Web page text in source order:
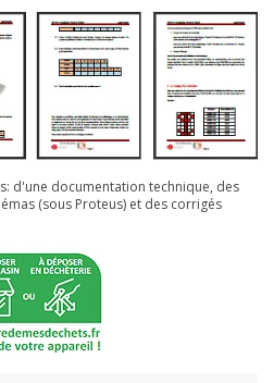
d'une documentation technique, des
(sous Proteus) et des corrigés